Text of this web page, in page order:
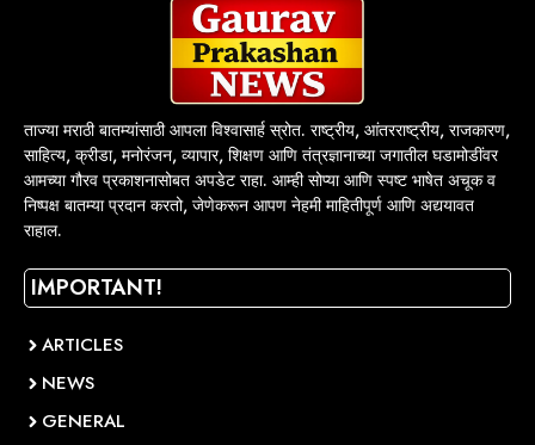
ताज्या मराठी बातम्यांसाठी आपला विश्वासार्ह स्रोत. राष्ट्रीय, आंतरराष्ट्रीय, राजकारण,
साहित्य, क्रीडा, मनोरंजन, व्यापार, शिक्षण आणि तंत्रज्ञानाच्या जगातील घडामोडींवर
आमच्या गौरव प्रकाशनासोबत अपडेट राहा. आम्ही सोप्या आणि स्पष्ट भाषेत अचूक व
निष्पक्ष बातम्या प्रदान करतो, जेणेकरून आपण नेहमी माहितीपूर्ण आणि अद्ययावत
राहाल.
IMPORTANT!
ARTICLES
NEWS
GENERAL